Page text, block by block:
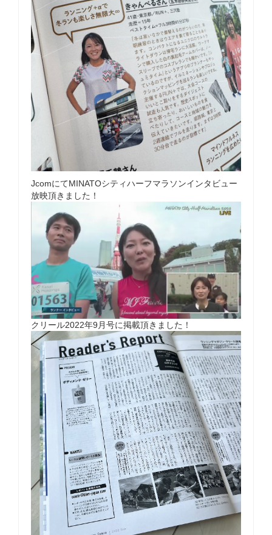
JcomにてMINATOシティハーフマラソンインタビュー
放映頂きました！
クリール2022年9月号に掲載頂きました！